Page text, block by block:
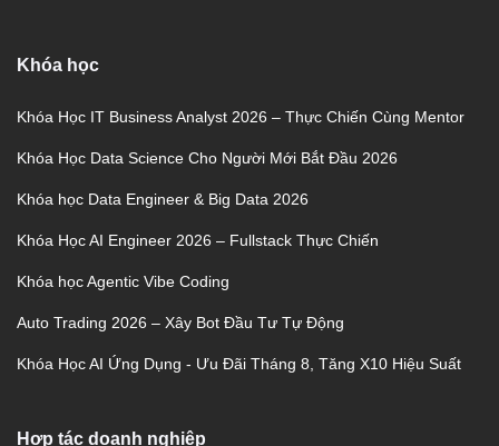
Khóa học
Khóa Học IT Business Analyst 2026 – Thực Chiến Cùng Mentor
Khóa Học Data Science Cho Người Mới Bắt Đầu 2026
Khóa học Data Engineer & Big Data 2026
Khóa Học AI Engineer 2026 – Fullstack Thực Chiến
Khóa học Agentic Vibe Coding
Auto Trading 2026 – Xây Bot Đầu Tư Tự Động
Khóa Học AI Ứng Dụng - Ưu Đãi Tháng 8, Tăng X10 Hiệu Suất
Hợp tác doanh nghiệp